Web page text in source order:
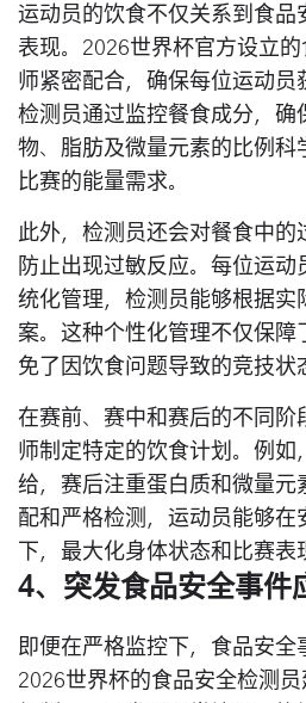
运动员的饮食不仅关系到食品
表现。2026世界杯官方设立
师紧密配合，确保每位运动员
检测员通过监控餐食成分，确
物、脂肪及微量元素的比例科
比赛的能量需求。
此外，检测员还会对餐食中的
防止出现过敏反应。每位运动
统化管理，检测员能够根据实
案。这种个性化管理不仅保障
免了因饮食问题导致的竞技状
在赛前、赛中和赛后的不同阶
师制定特定的饮食计划。例如
给，赛后注重蛋白质和微量元
配和严格检测，运动员能够在
下，最大化身体状态和比赛表
4、突发食品安全事件
即便在严格监控下，食品安全
2026世界杯的食品安全检测